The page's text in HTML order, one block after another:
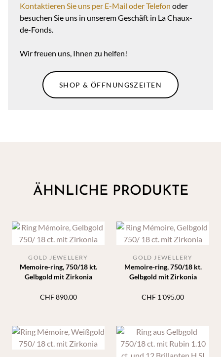
Kontaktieren Sie uns per E-Mail oder Telefon oder
besuchen Sie uns in unserem Geschäft in La Chaux-
de-Fonds.
Wir freuen uns, Ihnen zu helfen!
SHOP & ÖFFNUNGSZEITEN
ÄHNLICHE PRODUKTE
Memoire-ring, 750/18 kt.
Gelbgold mit Zirkonia
GOLD JEWELLERY
CHF890.00
Memoire-ring, 750/18 kt.
Gelbgold mit Zirkonia
GOLD JEWELLERY
CHF 1'095.00